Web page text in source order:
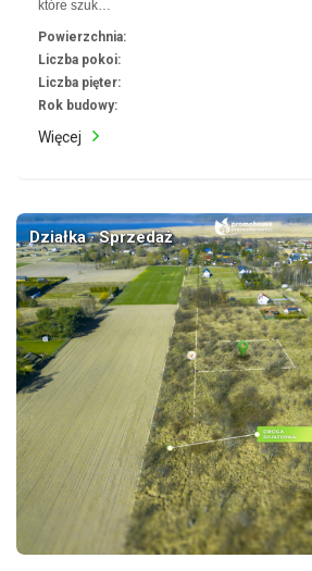
które szuk…
Powierzchnia:
Liczba pokoi:
Liczba pięter:
Rok budowy:
Więcej
Działka · Sprzedaż